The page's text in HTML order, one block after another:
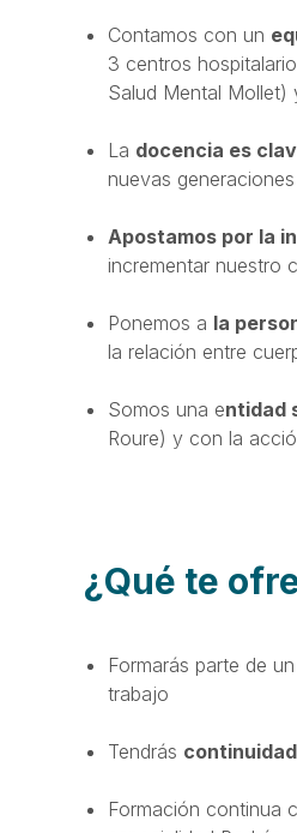
Contamos con un
3 centros
Salud Mental Mollet)
La docencia es
nuevas
Apostamos por la
incrementar nuestro
Ponemos a la
la relación entre
Somos una entidad
Roure) y con la
¿Qué te
Formarás parte de un
trabajo
Tendrás
Formación continua